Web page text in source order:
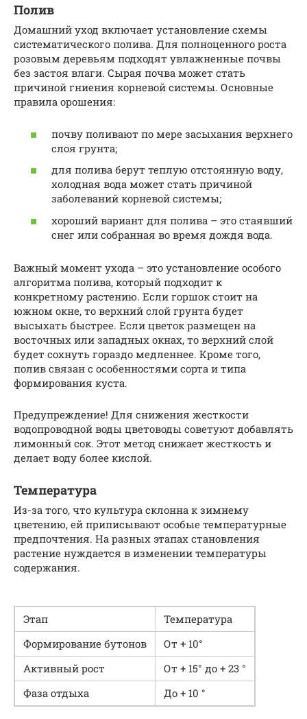
Полив
Домашний уход включает установление схемы
систематического полива. Для полноценного роста
розовым деревьям подходят увлажненные почвы
без застоя влаги. Сырая почва может стать
причиной гниения корневой системы. Основные
правила орошения:
почву поливают по мере засыхания верхнего
слоя грунта;
для полива берут теплую отстоянную воду,
холодная вода может стать причиной
заболеваний корневой системы;
хороший вариант для полива – это стаявший
снег или собранная во время дождя вода.
Важный момент ухода – это установление особого
алгоритма полива, который подходит к
конкретному растению. Если горшок стоит на
южном окне, то верхний слой грунта будет
высыхать быстрее. Если цветок размещен на
восточных или западных окнах, то верхний слой
будет сохнуть гораздо медленнее. Кроме того,
полив связан с особенностями сорта и типа
формирования куста.
Предупреждение! Для снижения жесткости
водопроводной воды цветоводы советуют добавлять
лимонный сок. Этот метод снижает жесткость и
делает воду более кислой.
Температура
Из-за того, что культура склонна к зимнему
цветению, ей приписывают особые температурные
предпочтения. На разных этапах становления
растение нуждается в изменении температуры
содержания.
Этап
Температура
Формирование бутонов
От + 10°
Активный рост
От + 15° до + 23 °
Фаза отдыха
До + 10 °